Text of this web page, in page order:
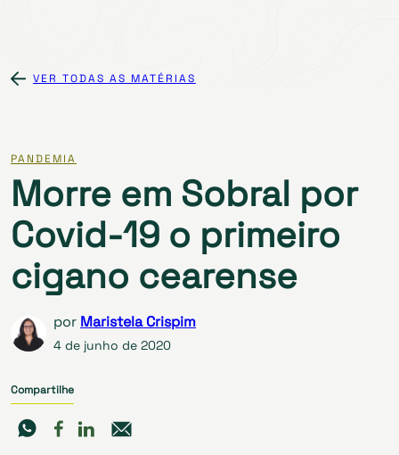
VER TODAS AS MATÉRIAS
PANDEMIA
Morre em Sobral por
Covid-19 o primeiro
cigano cearense
por Maristela Crispim
4 de junho de 2020
Compartilhe